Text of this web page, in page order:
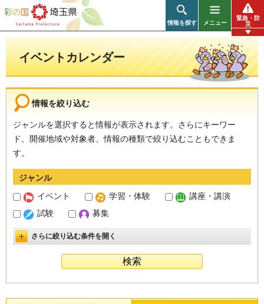
彩の国 埼玉県
情報を探す メニュー
緊急・防
災
イベントカレンダー
情報を絞り込む
ジャンルを選択すると情報が表示されます。さらにキーワー
ド、開催地域や対象者、情報の種類で絞り込むこともできま
す。
ジャンル
イベント
学習・体験
講座・講演
試験
募集
詳細設定を開く
さらに絞り込む条件を開く